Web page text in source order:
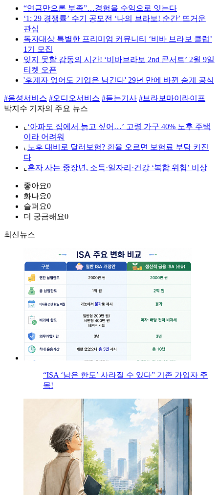
“연금만으론 부족”…경험을 수익으로 잇는다
‘1: 29 경쟁률’ 수기 공모전 ‘나의 브라보! 순간’ 뜨거운
관심
독자대상 특별한 프리미엄 커뮤니티 ‘비바 브라보 클럽’
1기 모집
잊지 못할 감동의 시간! ‘비바브라보 2nd 콘서트’ 2월 9일
티켓 오픈
'후계자 없어도 기업은 남긴다' 29년 만에 바뀐 승계 공식
#음성서비스 #오디오서비스 #듣는기사 #브라보마이라이프
박지수 기자의 주요 뉴스
⌞ ‘아파도 집에서 늙고 싶어…’ 고령 가구 40% 노후 주택
이라 어려워
⌞ 노후 대비로 달러보험? 환율 오르면 보험료 부담 커진
다
⌞ 혼자 사는 중장년, 소득·일자리·건강 ‘복합 위험’ 비상
좋아요0
화나요0
슬퍼요0
더 궁금해요0
최신뉴스
“ISA ‘남은 한도’ 사라질 수 있다” 기존 가입자 주
목!